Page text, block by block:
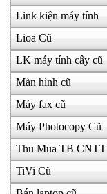
Link kiện máy tính
Lioa Cũ
LK máy tính cây cũ
Màn hình cũ
Máy fax cũ
Máy Photocopy Cũ
Thu Mua TB CNTT
TiVi Cũ